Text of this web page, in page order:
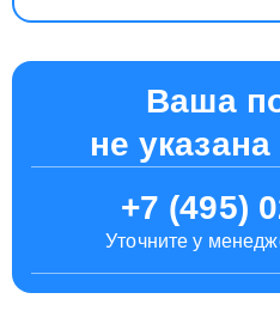
Ваша
не
+7 (495)
Уточните у